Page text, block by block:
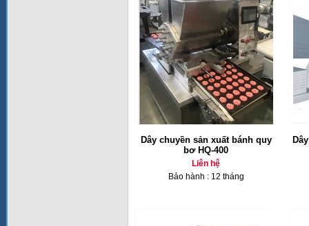
Dây chuyền sản xuất bánh quy
bơ HQ-400
Liên hệ
Bảo hành : 12 tháng